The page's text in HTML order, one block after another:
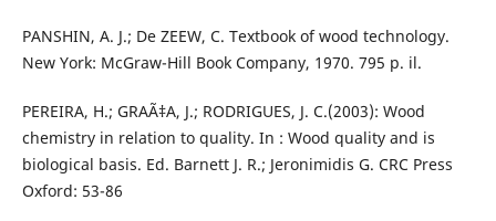
PANSHIN, A. J.; De ZEEW, C. Textbook of wood technology.
New York: McGraw-Hill Book Company, 1970. 795 p. il.
PEREIRA, H.; GRAÃ‡A, J.; RODRIGUES, J. C.(2003): Wood
chemistry in relation to quality. In : Wood quality and is
biological basis. Ed. Barnett J. R.; Jeronimidis G. CRC Press
Oxford: 53-86